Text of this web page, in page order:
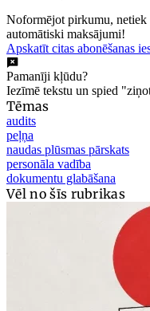
Noformējot pirkumu, netiek
automātiski maksājumi!
Apskatīt citas abonēšanas
Pamanīji kļūdu?
Iezīmē tekstu un spied
Tēmas
audits
peļņa
naudas plūsmas pārskats
personāla vadība
dokumentu glabāšana
Vēl no šīs rubrikas